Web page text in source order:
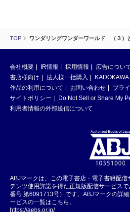
TOP ワンダリングワンダーワールド （３）
会社概要 IR情報 採用情報 広告につい
書店様向け
法人様一括購入
作品の利用について
お問い合わせ
プラ
サイトポリシー
Do Not Sell or Share My
利用者情報の外部送信について
ABJマークは、この電子書店・電子書籍配
テンツ使用許諾を得た正規版配信サービス
番号 第6091713号）です。ABJマークの詳
ービスの一覧はこちら。
https://aebs.or.jp/